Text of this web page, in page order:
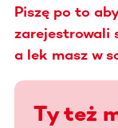
Piszę po to
zarejestrowali
a lek masz w
Ty też